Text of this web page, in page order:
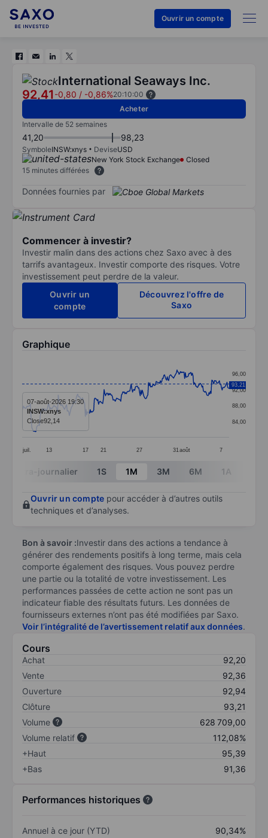
Ouvrir un compte
International Seaways Inc.
92,41-0,80 / -0,86%20:10:00
Acheter
Intervalle de 52 semaines
41,20 98,23
SymboleINSW:xnys DeviseUSD
New York Stock Exchange
Closed
15 minutes différées
Données fournies par
Commencer à investir?
Investir malin dans des actions chez Saxo avec à des
tarrifs avantageux. Investir comporte des risques. Votre
investissement peut perdre de la valeur.
Ouvrir un
compte
Découvrez l'offre de
Saxo
Graphique
Line chart with 299 data points.
The chart has 1 X axis displaying categories.
The chart has 1 Y axis displaying values. Data
juil. 13 17 21 27 31 août 7
84,00
88,00
92,00
96,00
93,21
07-août-2026 19:30
INSW:xnys
Close92,14
End of interactive chart.
Intra-journalier 1S 1M 3M 6M 1A
Ouvrir un compte pour accéder à d’autres outils
techniques et d’analyses.
Bon à savoir :Investir dans des actions a tendance à
générer des rendements positifs à long terme, mais cela
comporte également des risques. Vous pouvez perdre
une partie ou la totalité de votre investissement. Les
performances passées de cette action ne sont pas un
indicateur fiable des résultats futurs. Les données de
fournisseurs externes n’ont pas été modifiées par Saxo.
Voir l’intégralité de l’avertissement relatif aux données.
Cours
Achat
92,20
Vente
92,36
Ouverture
92,94
Clôture
93,21
Volume
628 709,00
Volume relatif
112,08%
+Haut
95,39
+Bas
91,36
Performances historiques
Annuel à ce jour (YTD)
90,34%